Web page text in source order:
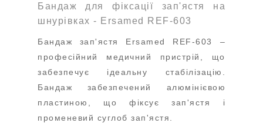
Бандаж для фіксації зап'ястя на
шнурівках - Ersamed REF-603
Бандаж зап'ястя Ersamed REF-603 –
професійний медичний пристрій, що
забезпечує ідеальну стабілізацію.
Бандаж забезпечений алюмінієвою
пластиною, що фіксує зап'ястя і
променевий суглоб зап'ястя.